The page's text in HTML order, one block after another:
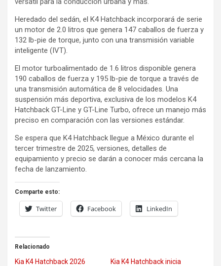
Heredado del sedán, el K4 Hatchback incorporará de serie
un motor de 2.0 litros que genera 147 caballos de fuerza y ​​
132 lb-pie de torque, junto con una transmisión variable
inteligente (IVT).
El motor turboalimentado de 1.6 litros disponible genera
190 caballos de fuerza y ​​195 lb-pie de torque a través de
una transmisión automática de 8 velocidades. Una
suspensión más deportiva, exclusiva de los modelos K4
Hatchback GT-Line y GT-Line Turbo, ofrece un manejo más
preciso en comparación con las versiones estándar.
Se espera que K4 Hatchback llegue a México durante el
tercer trimestre de 2025, versiones, detalles de
equipamiento y precio se darán a conocer más cercana la
fecha de lanzamiento.
Comparte esto:
Twitter Facebook LinkedIn
Relacionado
Kia K4 Hatchback 2026
Kia K4 Hatchback inicia